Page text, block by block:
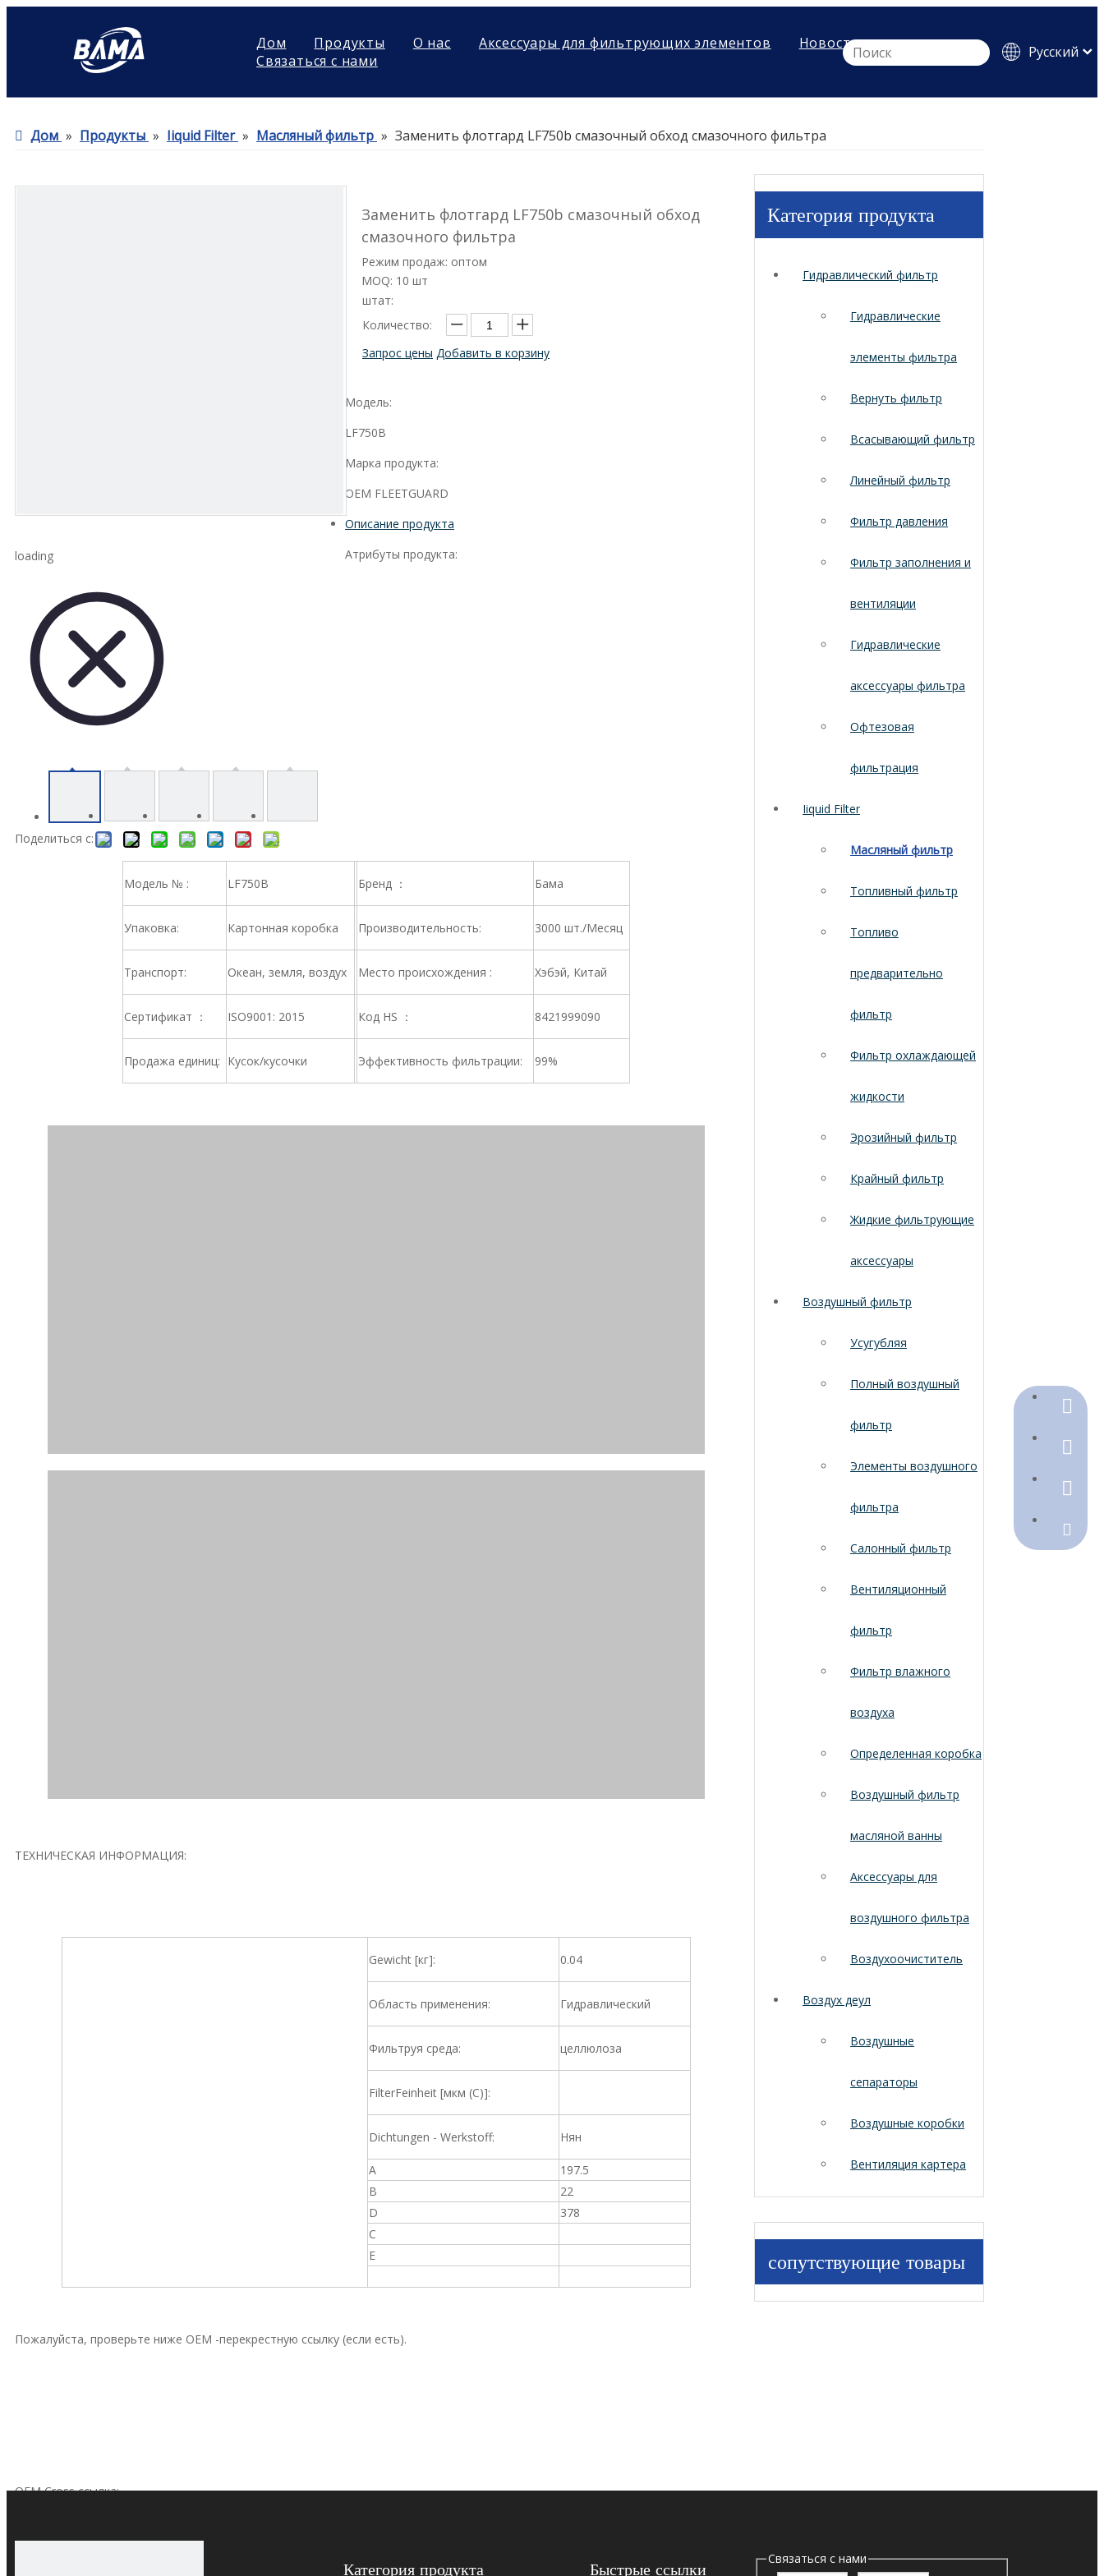
Дом Продукты О нас Аксессуары для фильтрующих элементов
Новости
Связаться с нами
Pусский
Дом » Продукты » Iiquid Filter » Масляный фильтр » Заменить флотгард LF750b смазочный обход смазочного фильтра
loading
Поделиться с:
Заменить флотгард LF750b смазочный обход
смазочного фильтра
Режим продаж: оптом
MOQ: 10 шт
штат:
Количество:
Запрос цены Добавить в корзину
Модель:
LF750B
Марка продукта:
OEM FLEETGUARD
Описание продукта
Атрибуты продукта:
Модель № : LF750B Бренд ： Бама
Упаковка: Картонная коробка Производительность: 3000 шт./Месяц
Транспорт: Океан, земля, воздух Место происхождения : Хэбэй, Китай
Сертификат ： ISO9001: 2015 Код HS ： 8421999090
Продажа единиц: Кусок/кусочки Эффективность фильтрации: 99%
ТЕХНИЧЕСКАЯ ИНФОРМАЦИЯ:
Gewicht [кг]: 0.04
Область применения: Гидравлический
Фильтруя среда: целлюлоза
FilterFeinheit [мкм (C)]:
Dichtungen - Werkstoff: Нян
A
197.5
B
22
D
378
C
E
Пожалуйста, проверьте ниже OEM -перекрестную ссылку (если есть).
OEM Cross ссылка:
Категория продукта
Гидравлический фильтр
Гидравлические
элементы фильтра
Вернуть фильтр
Всасывающий фильтр
Линейный фильтр
Фильтр давления
Фильтр заполнения и
вентиляции
Гидравлические
аксессуары фильтра
Офтезовая
фильтрация
Iiquid Filter
Масляный фильтр
Топливный фильтр
Топливо
предварительно
фильтр
Фильтр охлаждающей
жидкости
Эрозийный фильтр
Крайный фильтр
Жидкие фильтрующие
аксессуары
Воздушный фильтр
Усугубляя
Полный воздушный
фильтр
Элементы воздушного
фильтра
Салонный фильтр
Вентиляционный
фильтр
Фильтр влажного
воздуха
Определенная коробка
Воздушный фильтр
масляной ванны
Аксессуары для
воздушного фильтра
Воздухоочиститель
Воздух деул
Воздушные
сепараторы
Воздушные коробки
Вентиляция картера
сопутствующие товары
Категория продукта
+86-
Быстрые ссылки
Связаться с нами